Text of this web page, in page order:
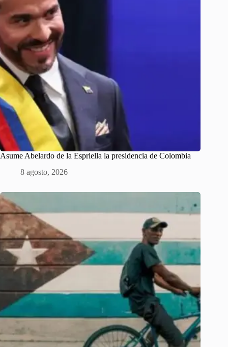
Asume Abelardo de la Espriella la presidencia de Colombia
8 agosto, 2026